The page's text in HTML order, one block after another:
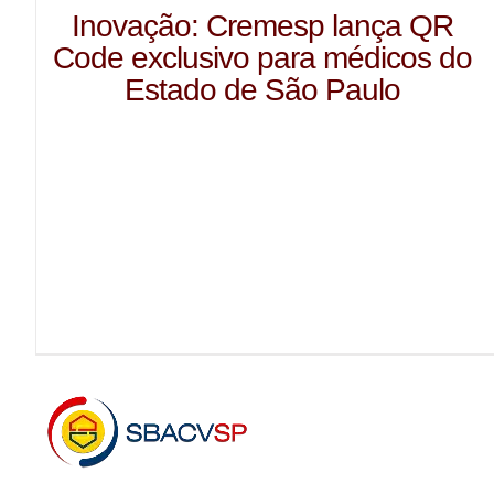
Inovação: Cremesp lança QR
Code exclusivo para médicos do
Estado de São Paulo